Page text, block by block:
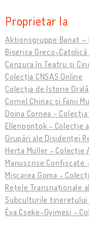
Proprietar la
Aktionsgruppe Banat –
Biserica Greco-Catolică
Cenzura în Teatru și
Colecția CNSAS Online
Colecția de Istorie Orală
Cornel Chiriac şi Fanii
Doina Cornea -
Ellenpontok - Colecție
Grupări ale Disidenței
Herta Müller - Colecție
Manuscrise Confiscate
Mișcarea Goma -
Rețele Transnaționale
Subculturile tineretului
Éva Cseke-Gyimesi -